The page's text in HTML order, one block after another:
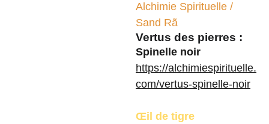
Alchimie Spirituelle /
Sand Rã
Vertus des pierres :
Spinelle noir
https://alchimiespirituelle.
com/vertus-spinelle-noir
Œil de tigre